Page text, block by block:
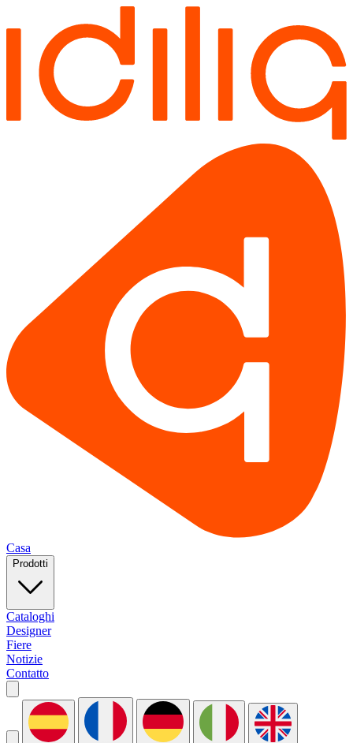
Casa
Prodotti
Cataloghi
Designer
Fiere
Notizie
Contatto